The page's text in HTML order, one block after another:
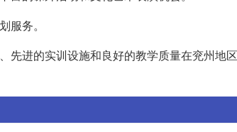
服务。
先进的实训设施和良好的教学质量在兖州地